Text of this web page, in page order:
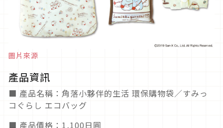
圖片來源
產品資訊
■ 產品名稱：角落小夥伴的生活 環保購物袋／すみっ
コぐらし エコバッグ
■ 產品價格：1,100日圓